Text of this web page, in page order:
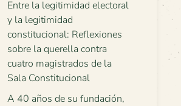
Entre la legitimidad electoral
y la legitimidad
constitucional: Reflexiones
sobre la querella contra
cuatro magistrados de la
Sala Constitucional
A 40 años de su fundación,